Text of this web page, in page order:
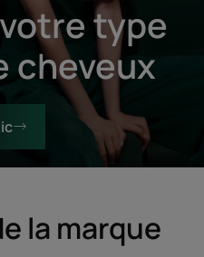
type
cheveux
la marque